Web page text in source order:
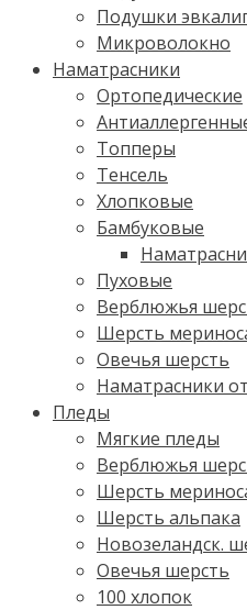
Подушки
Микроволокно
Наматрасники
Ортопедические
Топперы
Тенсель
Хлопковые
Бамбуковые
Пуховые
Верблюжья
Шерсть
Овечья шерсть
Наматрасники
Пледы
Мягкие пледы
Верблюжья
Шерсть
Шерсть альпака
Новозеландск.
Овечья шерсть
100 хлопок